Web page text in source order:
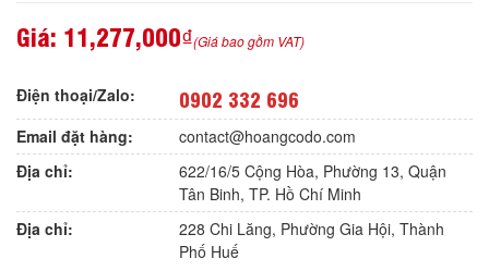
Giá: 11,277,000₫(Giá bao gồm VAT)
Điện thoại/Zalo: 0902 332 696
Email đặt hàng:
contact@hoangcodo.com
Địa chỉ:
622/16/5 Cộng Hòa, Phường 13, Quận
Tân Binh, TP. Hồ Chí Minh
Địa chỉ:
228 Chi Lăng, Phường Gia Hội, Thành
Phố Huế